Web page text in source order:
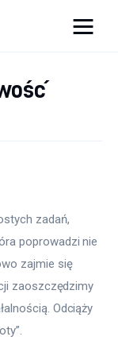
zadań,
poprowadzi nie
zajmie się
zaoszczędzimy
Odciąży